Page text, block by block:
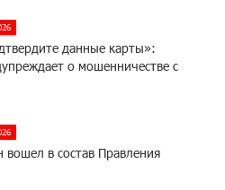
данные карты»:
о мошенничестве с
вошел в состав Правления